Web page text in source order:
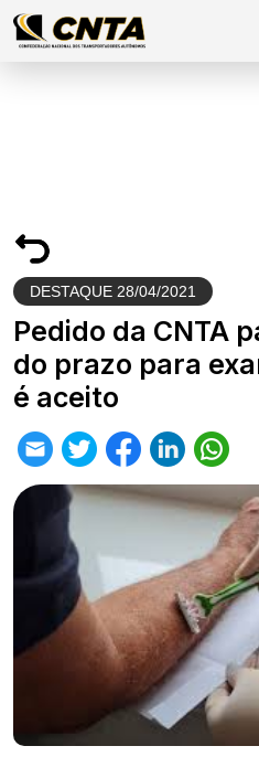
DESTAQUE 28/04/2021
Pedido da CNTA
do prazo para
é aceito